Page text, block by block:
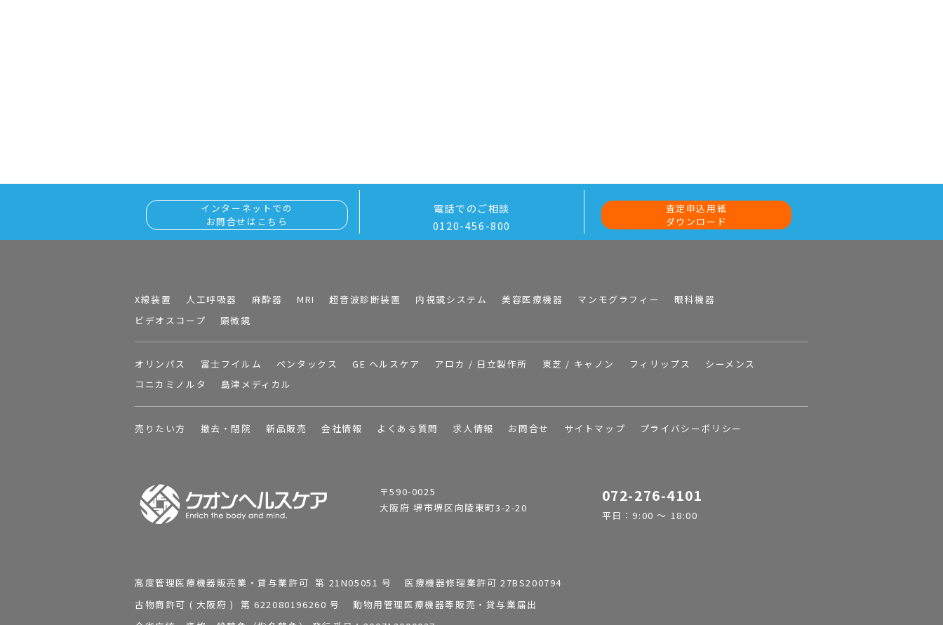
インターネットでの
お問合せはこちら
電話でのご相談
0120-456-800
査定申込用紙
ダウンロード
X線装置 人工呼吸器 麻酔器 MRI 超音波診断装置 内視鏡システム 美容医療機器 マンモグラフィー
眼科機器
ビデオスコープ
顕微鏡
オリンパス 富士フイルム ペンタックス GE ヘルスケア アロカ / 日立製作所 東芝 / キャノン フィリップス
シーメンス
コニカミノルタ
島津メディカル
売りたい方 撤去・閉院 新品販売 会社情報 よくある質問 求人情報 お問合せ サイトマップ プライバシーポリシー
〒590-0025
大阪府 堺市堺区向陵東町3-2-20
072-276-4101
平日：9:00 ～ 18:00
高度管理医療機器販売業・貸与業許可 第 21N05051 号 医療機器修理業許可 27BS200794
古物商許可 ( 大阪府 ) 第 622080196260 号 動物用管理医療機器等販売・貸与業届出